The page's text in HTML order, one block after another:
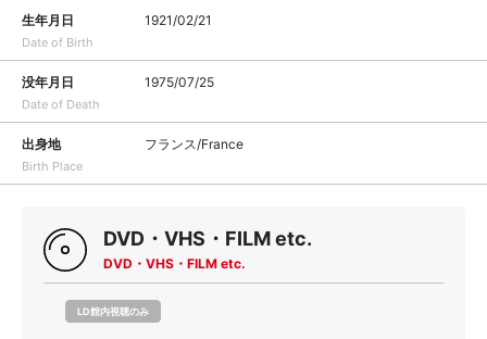
生年月日
Date of Birth
1921/02/21
没年月日
Date of Death
1975/07/25
出身地
Birth Place
フランス/France
DVD・VHS・FILM etc.
DVD・VHS・FILM etc.
LD館内視聴のみ